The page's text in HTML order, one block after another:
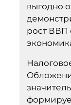
выгодно
рост ВВП